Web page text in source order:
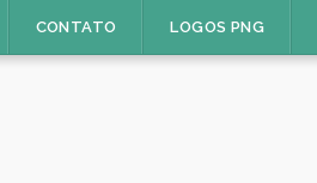
CONTATO LOGOS PNG